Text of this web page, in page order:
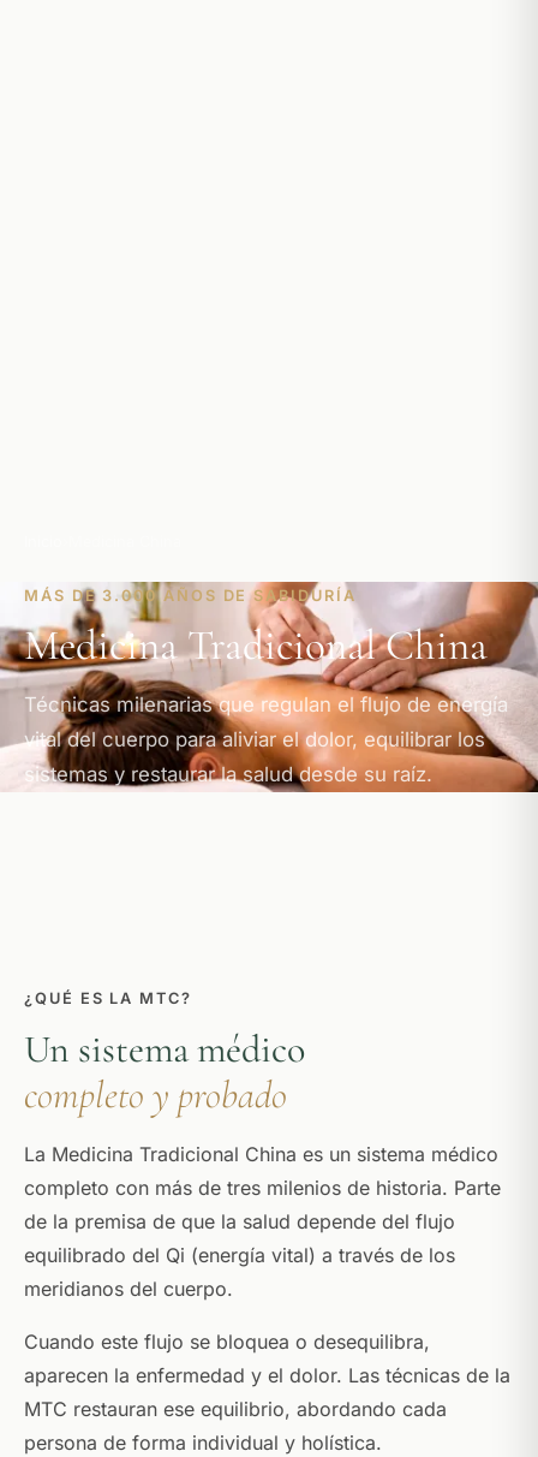
MÁS DE 3.000 AÑOS DE SABIDURÍA
Medicina Tradicional China
Técnicas milenarias que regulan el flujo de energía
vital del cuerpo para aliviar el dolor, equilibrar los
sistemas y restaurar la salud desde su raíz.
¿QUÉ ES LA MTC?
Un sistema médico
completo y probado
La Medicina Tradicional China es un sistema médico
completo con más de tres milenios de historia. Parte
de la premisa de que la salud depende del flujo
equilibrado del Qi (energía vital) a través de los
meridianos del cuerpo.
Cuando este flujo se bloquea o desequilibra,
aparecen la enfermedad y el dolor. Las técnicas de la
MTC restauran ese equilibrio, abordando cada
persona de forma individual y holística.